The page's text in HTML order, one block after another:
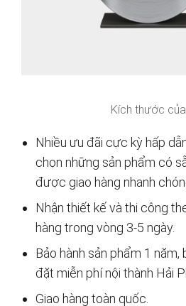
Kích thước
Nhiều ưu đãi cực kỳ hấp
chọn những sản phẩm có
được giao hàng nhanh
Nhận thiết kế và thi công
hàng trong vòng 3-5 ngày.
Bảo hành sản phẩm 1 năm,
đặt miễn phí nội thành Hải
Giao hàng toàn quốc.